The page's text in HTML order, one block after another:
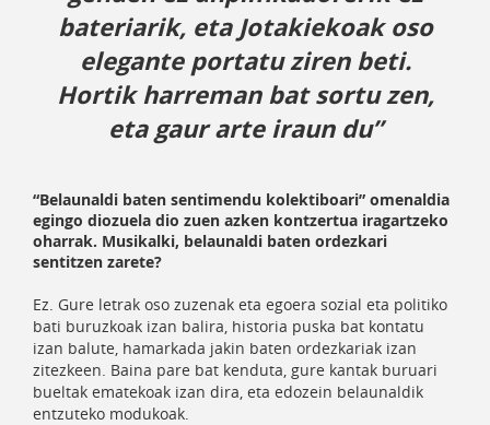
bateriarik, eta Jotakiekoak oso
elegante portatu ziren beti.
Hortik harreman bat sortu zen,
eta gaur arte iraun du”
“Belaunaldi baten sentimendu kolektiboari” omenaldia
egingo diozuela dio zuen azken kontzertua iragartzeko
oharrak. Musikalki, belaunaldi baten ordezkari
sentitzen zarete?
Ez. Gure letrak oso zuzenak eta egoera sozial eta politiko
bati buruzkoak izan balira, historia puska bat kontatu
izan balute, hamarkada jakin baten ordezkariak izan
zitezkeen. Baina pare bat kenduta, gure kantak buruari
bueltak ematekoak izan dira, eta edozein belaunaldik
entzuteko modukoak.